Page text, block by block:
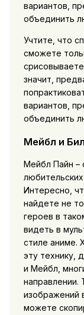
вариантов,
объединить
Учтите, что
сможете
значит,
вариантов,
объединить
Мейбл и
Мейбл Пайн –
Интересно,
найдете не
героев в
видеть в
стиле аниме.
эту технику,
и Мейбл,
направлении.
изображений
можете